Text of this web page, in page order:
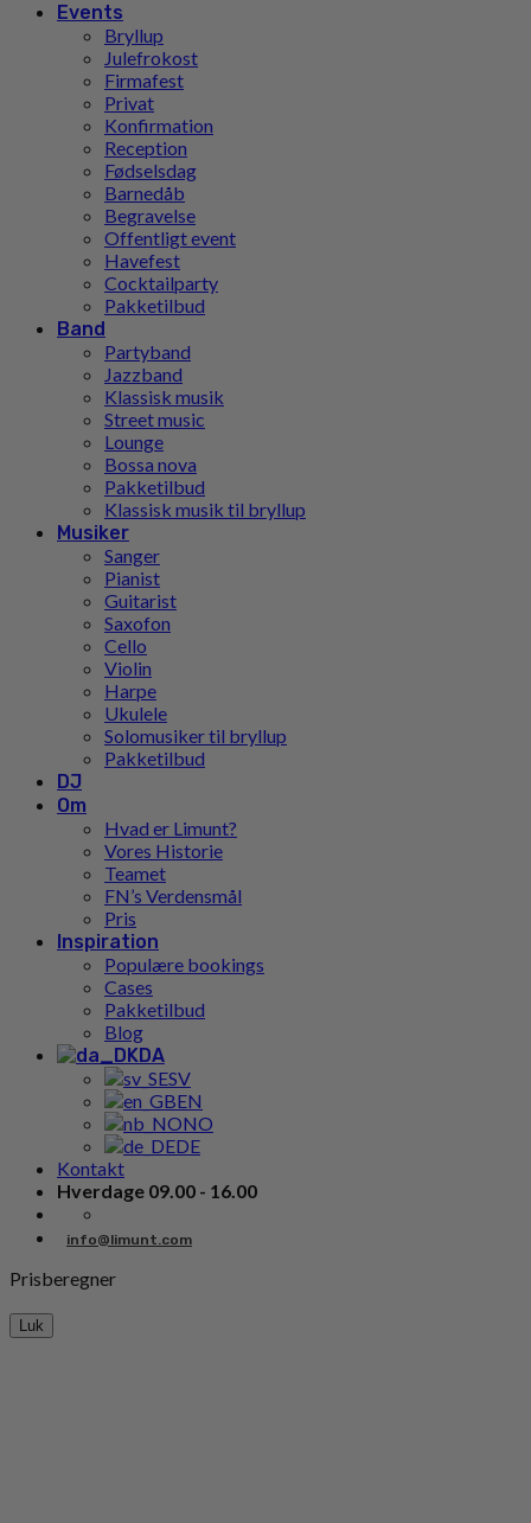
Events
Bryllup
Julefrokost
Firmafest
Privat
Konfirmation
Reception
Fødselsdag
Barnedåb
Begravelse
Offentligt event
Havefest
Cocktailparty
Pakketilbud
Band
Partyband
Jazzband
Klassisk musik
Street music
Lounge
Bossa nova
Pakketilbud
Klassisk musik til bryllup
Musiker
Sanger
Pianist
Guitarist
Saxofon
Cello
Violin
Harpe
Ukulele
Solomusiker til bryllup
Pakketilbud
DJ
Om
Hvad er Limunt?
Vores Historie
Teamet
FN’s Verdensmål
Pris
Inspiration
Populære bookings
Cases
Pakketilbud
Blog
DA
SV
EN
NO
DE
Kontakt
Hverdage 09.00 - 16.00
info@limunt.com
Prisberegner
Luk